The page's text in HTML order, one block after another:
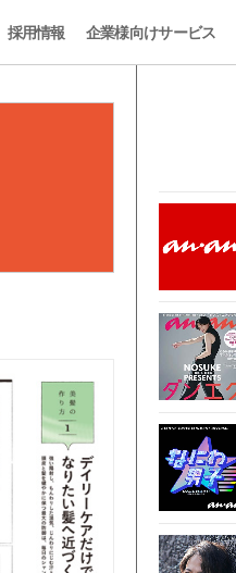
採用情報 企業様向けサービス